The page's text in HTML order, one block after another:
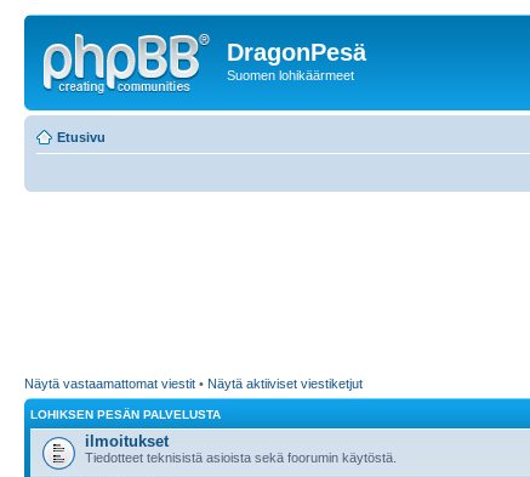
DragonPesä
Suomen lohikäärmeet
Etusivu
Näytä vastaamattomat viestit • Näytä aktiiviset viestiketjut
LOHIKSEN PESÄN PALVELUSTA
ilmoitukset
Tiedotteet teknisistä asioista sekä foorumin käytöstä.